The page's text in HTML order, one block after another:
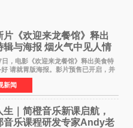
片《欢迎来龙餐馆》释出
辑与海报 烟火气中见人情
电影《欢迎来龙餐馆》释出美食特
请就胃版海报。影片预售已开启，并
至10日14:00-21:00举行全国超前点
《欢迎来龙餐馆》作为战争美食喜剧大
中国
新闻
生｜简橙音乐新课启航，
音乐课程研发专家Andy老